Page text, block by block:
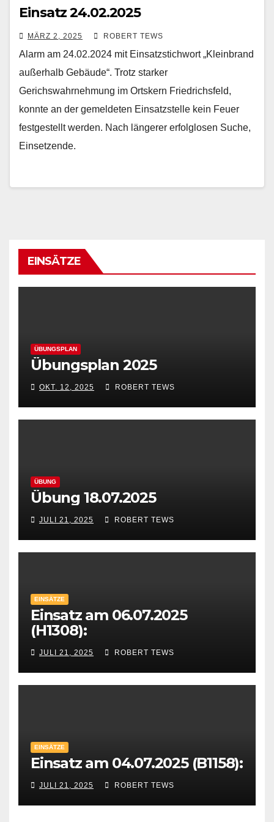
Einsatz 24.02.2025
MÄRZ 2, 2025 ROBERT TEWS
Alarm am 24.02.2024 mit Einsatzstichwort „Kleinbrand
außerhalb Gebäude“. Trotz starker
Gerichswahrnehmung im Ortskern Friedrichsfeld,
konnte an der gemeldeten Einsatzstelle kein Feuer
festgestellt werden. Nach längerer erfolglosen Suche,
Einsetzende.
EINSÄTZE
ÜBUNGSPLAN
Übungsplan 2025
OKT. 12, 2025 ROBERT TEWS
ÜBUNG
Übung 18.07.2025
JULI 21, 2025 ROBERT TEWS
EINSÄTZE
Einsatz am 06.07.2025
(H1308):
JULI 21, 2025 ROBERT TEWS
EINSÄTZE
Einsatz am 04.07.2025 (B1158):
JULI 21, 2025 ROBERT TEWS